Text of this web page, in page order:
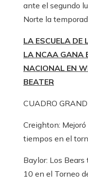
ante el segundo
Norte la
LA ESCUELA DE
LA NCAA GANA
NACIONAL EN
BEATER
CUADRO
Creighton:
tiempos en el
Baylor: Los
10 en el Torneo